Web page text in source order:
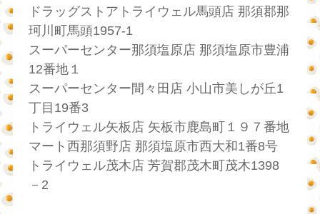
ドラッグストアトライウェル馬頭店 那須郡那
珂川町馬頭1957-1
スーパーセンター那須塩原店 那須塩原市豊浦
12番地１
スーパーセンター間々田店 小山市美しが丘1
丁目19番3
トライウェル矢板店 矢板市鹿島町１９７番地
マート西那須野店 那須塩原市西大和1番8号
トライウェル茂木店 芳賀郡茂木町茂木1398
－2